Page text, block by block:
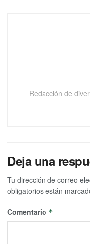
Redacción de
Deja una
Tu dirección de correo
obligatorios están
Comentario *